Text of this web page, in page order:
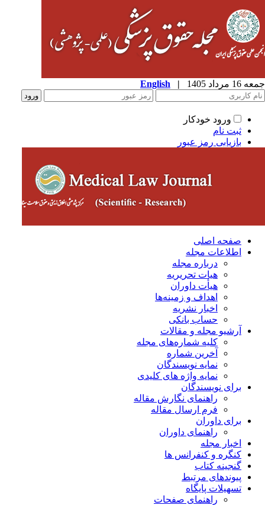
مرداد 1405 |
English
ورود خودکار
ثبت نام
بازیابی رمز عبور
صفحه اصلی
اطلاعات مجله
درباره مجله
هیات تحریریه
هیأت داوران
اهداف و زمینه‌ها
اخبار نشریه
حساب بانکی
آرشیو مجله و مقالات
کلیه شماره‌های مجله
آخرین شماره
نمایه نویسندگان
نمایه واژه های کلیدی
برای نویسندگان
راهنمای نگارش مقاله
فرم ارسال مقاله
برای داوران
راهنمای داوران
اخبار مجله
کنگره و کنفرانس ها
گنجینه کتاب
پیوندهای مرتبط
تسهیلات پایگاه
راهنمای صفحات